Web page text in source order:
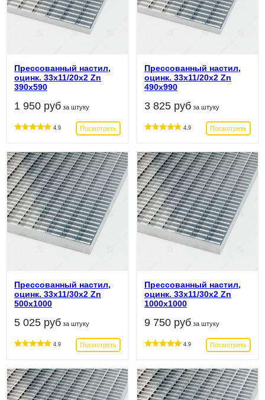
Прессованный настил,
оцинк. 33х11/20х2 Zn
390х590
1 950 руб за штуку
4.9 Посмотреть
Прессованный настил,
оцинк. 33х11/20х2 Zn
490х990
3 825 руб за штуку
4.9 Посмотреть
Прессованный настил,
оцинк. 33х11/30х2 Zn
500х1000
5 025 руб за штуку
4.9 Посмотреть
Прессованный настил,
оцинк. 33х11/30х2 Zn
1000х1000
9 750 руб за штуку
4.9 Посмотреть